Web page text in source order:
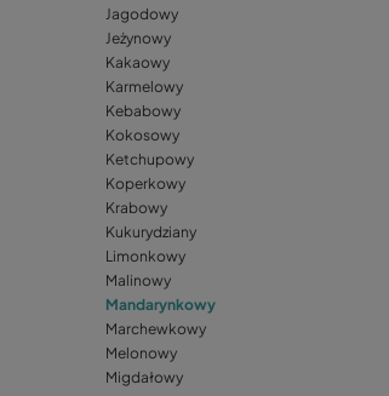
Jagodowy
Jeżynowy
Kakaowy
Karmelowy
Kebabowy
Kokosowy
Ketchupowy
Koperkowy
Krabowy
Kukurydziany
Limonkowy
Malinowy
Mandarynkowy
Marchewkowy
Melonowy
Migdałowy